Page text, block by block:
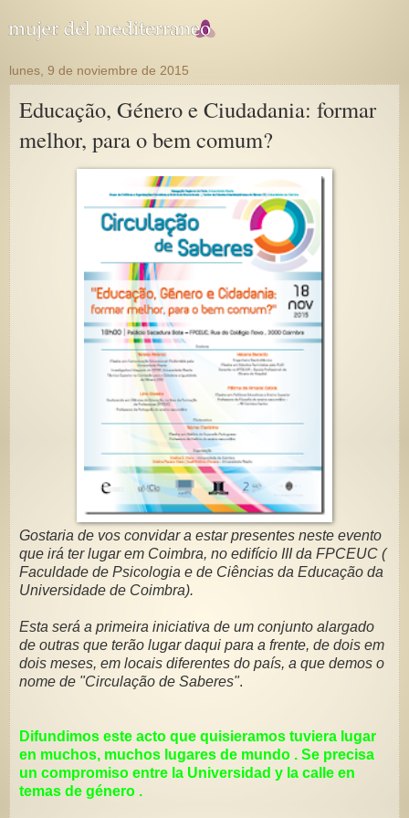
lunes, 9 de noviembre de 2015
Educação, Género e Ciudadania: formar
melhor, para o bem comum?
Gostaria de vos convidar a estar presentes neste evento
que irá ter lugar em Coimbra, no edifício III da FPCEUC (
Faculdade de Psicologia e de Ciências da Educação da
Universidade de Coimbra).
Esta será a primeira iniciativa de um conjunto alargado
de outras que terão lugar daqui para a frente, de dois em
dois meses, em locais diferentes do país, a que demos o
nome de "Circulação de Saberes".
Difundimos este acto que quisieramos tuviera lugar
en muchos, muchos lugares de mundo . Se precisa
un compromiso entre la Universidad y la calle en
temas de género .